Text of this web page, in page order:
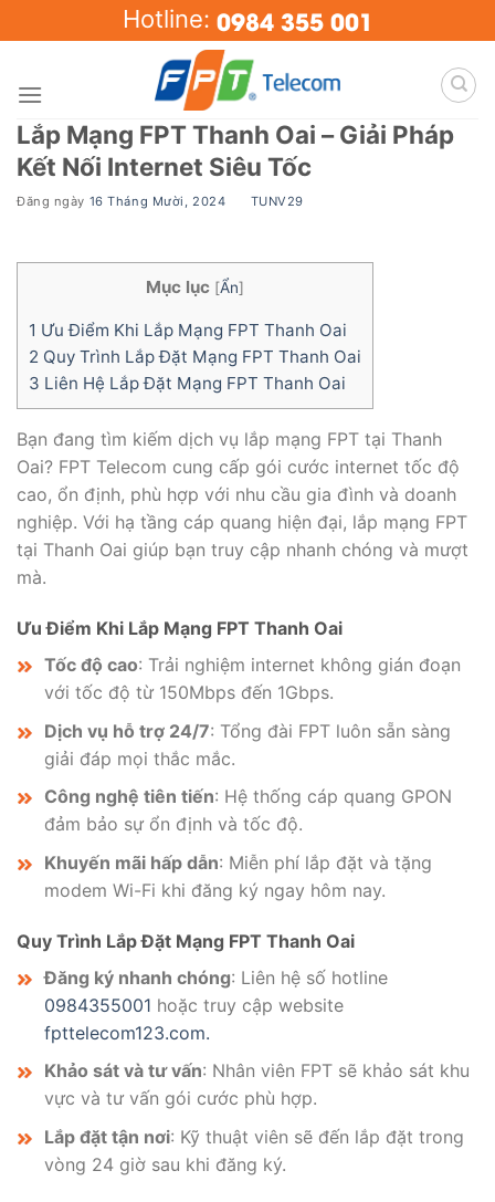
to
Hotline: 0984 355 001
Lắp Mạng FPT Thanh Oai – Giải Pháp
Kết Nối Internet Siêu Tốc
Đăng ngày 16 Tháng Mười, 2024 TUNV29
Mục lục [Ẩn]
1 Ưu Điểm Khi Lắp Mạng FPT Thanh Oai
2 Quy Trình Lắp Đặt Mạng FPT Thanh Oai
3 Liên Hệ Lắp Đặt Mạng FPT Thanh Oai
Bạn đang tìm kiếm dịch vụ lắp mạng FPT tại Thanh
Oai? FPT Telecom cung cấp gói cước internet tốc độ
cao, ổn định, phù hợp với nhu cầu gia đình và doanh
nghiệp. Với hạ tầng cáp quang hiện đại, lắp mạng FPT
tại Thanh Oai giúp bạn truy cập nhanh chóng và mượt
mà.
Ưu Điểm Khi Lắp Mạng FPT Thanh Oai
Tốc độ cao: Trải nghiệm internet không gián đoạn
với tốc độ từ 150Mbps đến 1Gbps.
Dịch vụ hỗ trợ 24/7: Tổng đài FPT luôn sẵn sàng
giải đáp mọi thắc mắc.
Công nghệ tiên tiến: Hệ thống cáp quang GPON
đảm bảo sự ổn định và tốc độ.
Khuyến mãi hấp dẫn: Miễn phí lắp đặt và tặng
modem Wi-Fi khi đăng ký ngay hôm nay.
Quy Trình Lắp Đặt Mạng FPT Thanh Oai
Đăng ký nhanh chóng: Liên hệ số hotline
0984355001 hoặc truy cập website
fpttelecom123.com.
Khảo sát và tư vấn: Nhân viên FPT sẽ khảo sát khu
vực và tư vấn gói cước phù hợp.
Lắp đặt tận nơi: Kỹ thuật viên sẽ đến lắp đặt trong
vòng 24 giờ sau khi đăng ký.